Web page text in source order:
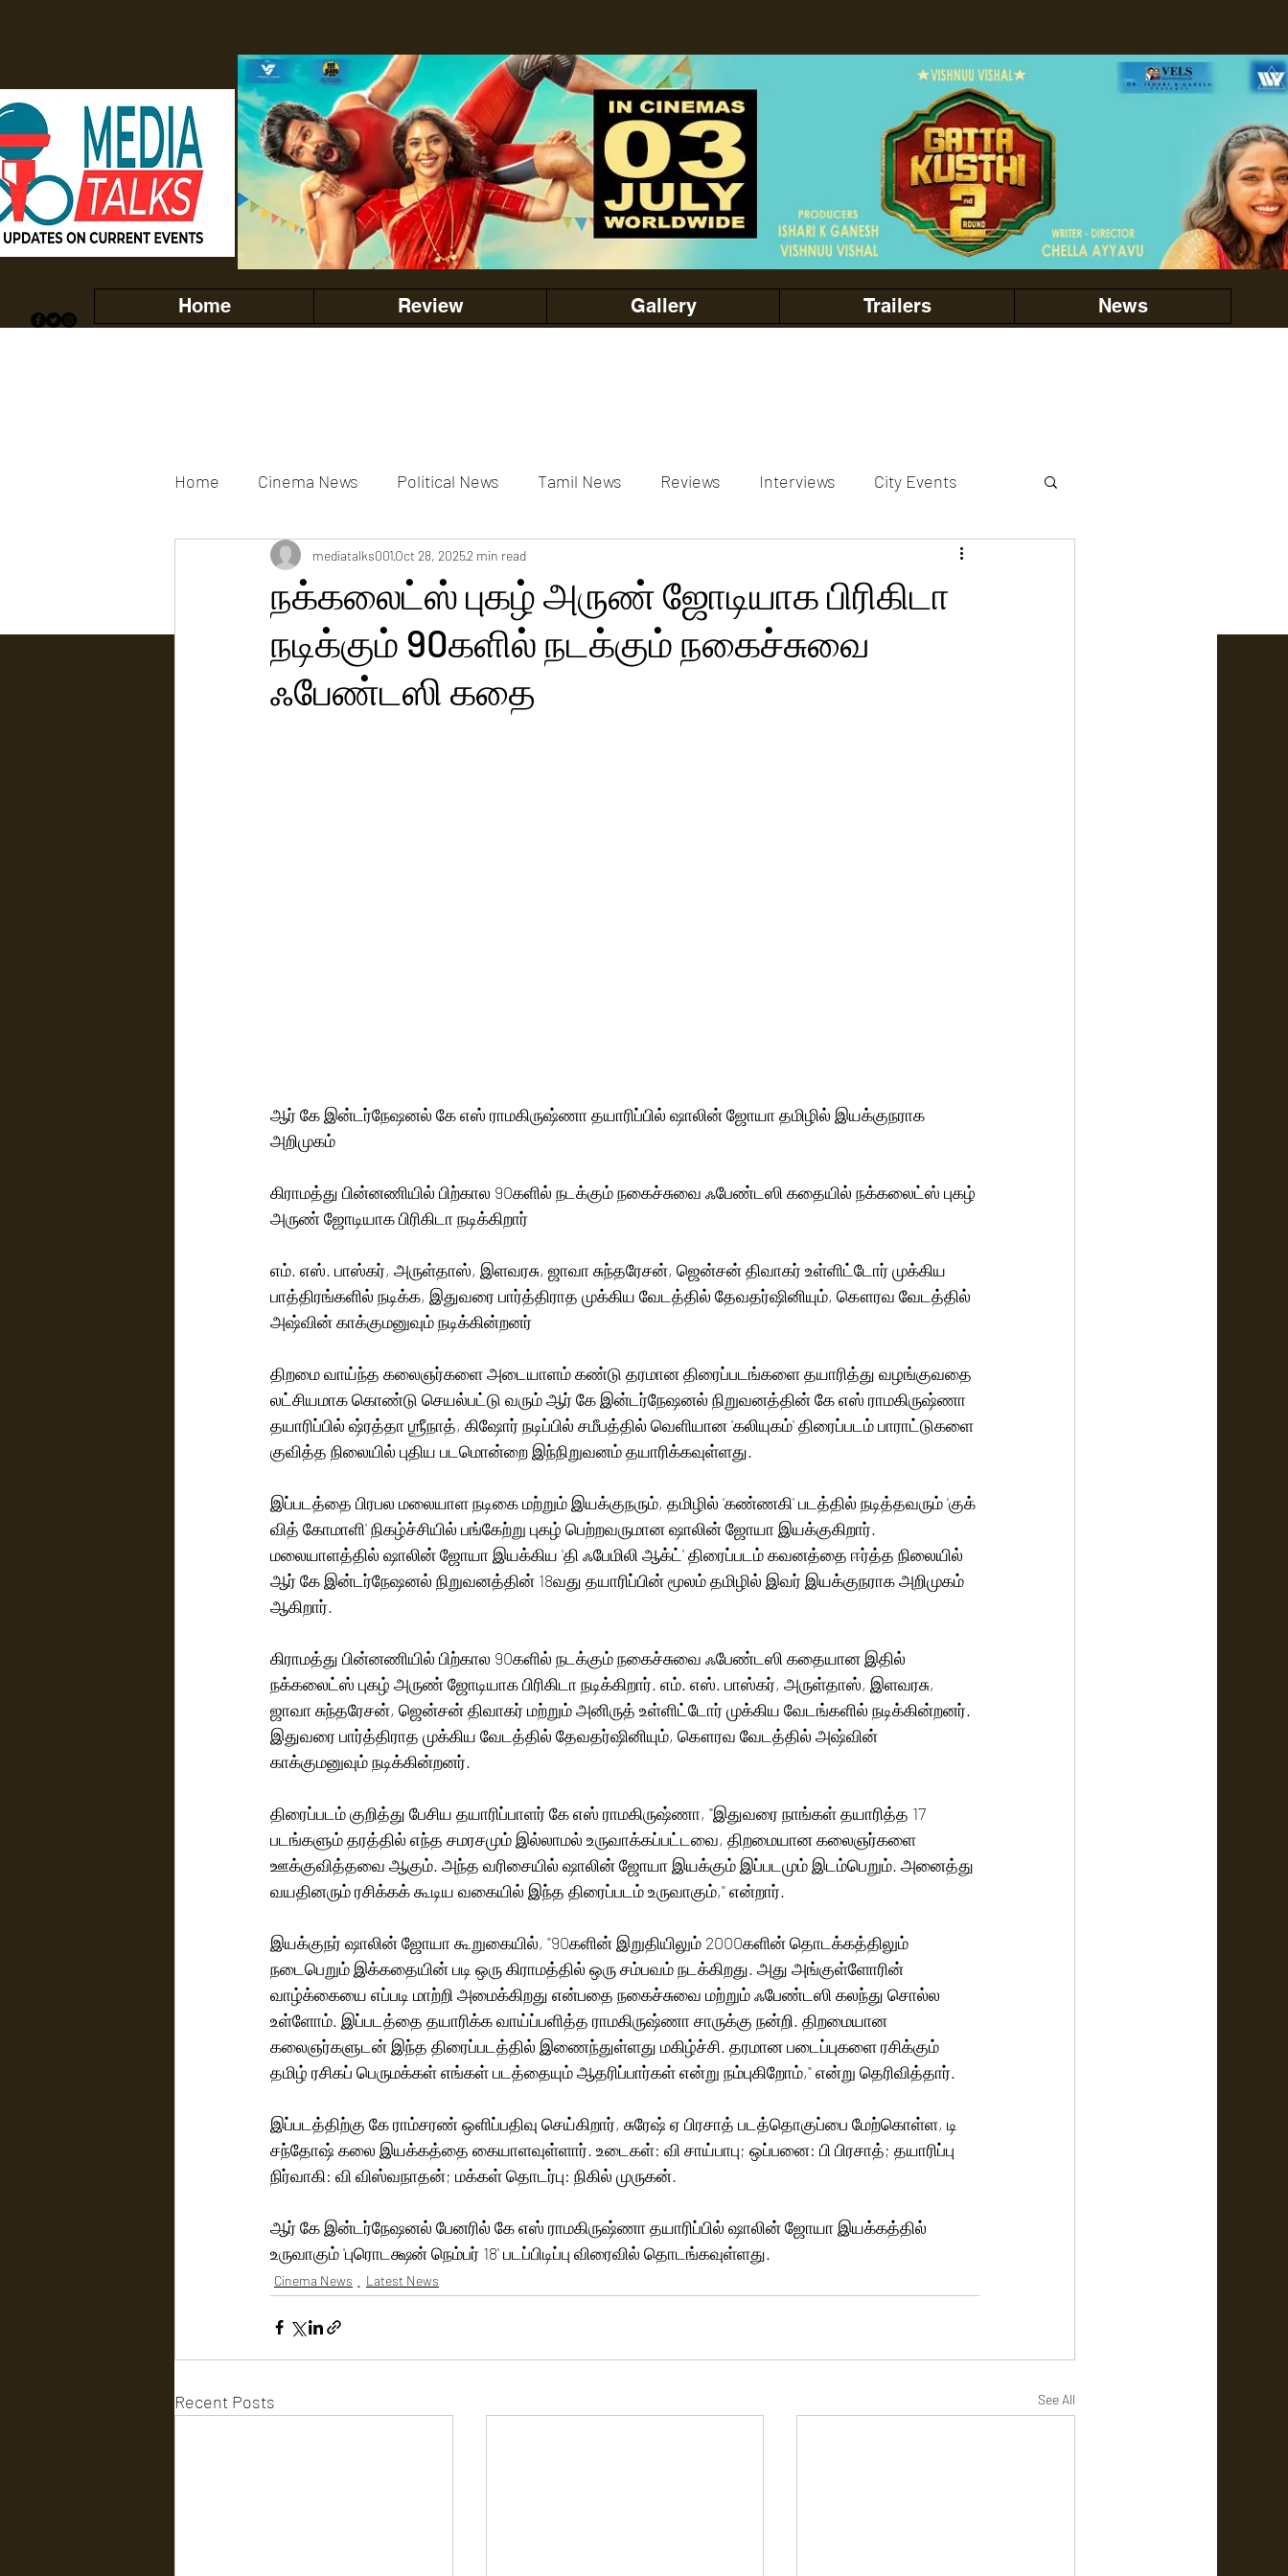
Home Review Gallery Trailers News
Home Cinema News Political News Tamil News Reviews Interviews City Events
Movies Gallery Actress Gallery Events Gallery actors gallery
நக்கலைட்ஸ் புகழ் அருண் ஜோடியாக பிரிகிடா
நடிக்கும் 90களில் நடக்கும் நகைச்சுவை
ஃபேண்டஸி கதை
mediatalks001Oct 28, 20252 min read
ஆர் கே இன்டர்நேஷனல் கே எஸ் ராமகிருஷ்ணா தயாரிப்பில் ஷாலின் ஜோயா தமிழில் இயக்குநராக
அறிமுகம்
கிராமத்து பின்னணியில் பிற்கால 90களில் நடக்கும் நகைச்சுவை ஃபேண்டஸி கதையில் நக்கலைட்ஸ் புகழ்
அருண் ஜோடியாக பிரிகிடா நடிக்கிறார்
எம். எஸ். பாஸ்கர், அருள்தாஸ், இளவரசு, ஜாவா சுந்தரேசன், ஜென்சன் திவாகர் உள்ளிட்டோர் முக்கிய
பாத்திரங்களில் நடிக்க, இதுவரை பார்த்திராத முக்கிய வேடத்தில் தேவதர்ஷினியும், கௌரவ வேடத்தில்
அஷ்வின் காக்குமனுவும் நடிக்கின்றனர்
திறமை வாய்ந்த கலைஞர்களை அடையாளம் கண்டு தரமான திரைப்படங்களை தயாரித்து வழங்குவதை
லட்சியமாக கொண்டு செயல்பட்டு வரும் ஆர் கே இன்டர்நேஷனல் நிறுவனத்தின் கே எஸ் ராமகிருஷ்ணா
தயாரிப்பில் ஷ்ரத்தா ஶ்ரீநாத், கிஷோர் நடிப்பில் சமீபத்தில் வெளியான 'கலியுகம்' திரைப்படம் பாராட்டுகளை
குவித்த நிலையில் புதிய படமொன்றை இந்நிறுவனம் தயாரிக்கவுள்ளது.
இப்படத்தை பிரபல மலையாள நடிகை மற்றும் இயக்குநரும், தமிழில் 'கண்ணகி' படத்தில் நடித்தவரும் 'குக்
வித் கோமாளி' நிகழ்ச்சியில் பங்கேற்று புகழ் பெற்றவருமான ஷாலின் ஜோயா இயக்குகிறார்.
மலையாளத்தில் ஷாலின் ஜோயா இயக்கிய 'தி ஃபேமிலி ஆக்ட்' திரைப்படம் கவனத்தை ஈர்த்த நிலையில்
ஆர் கே இன்டர்நேஷனல் நிறுவனத்தின் 18வது தயாரிப்பின் மூலம் தமிழில் இவர் இயக்குநராக அறிமுகம்
ஆகிறார்.
கிராமத்து பின்னணியில் பிற்கால 90களில் நடக்கும் நகைச்சுவை ஃபேண்டஸி கதையான இதில்
நக்கலைட்ஸ் புகழ் அருண் ஜோடியாக பிரிகிடா நடிக்கிறார். எம். எஸ். பாஸ்கர், அருள்தாஸ், இளவரசு,
ஜாவா சுந்தரேசன், ஜென்சன் திவாகர் மற்றும் அனிருத் உள்ளிட்டோர் முக்கிய வேடங்களில் நடிக்கின்றனர்.
இதுவரை பார்த்திராத முக்கிய வேடத்தில் தேவதர்ஷினியும், கௌரவ வேடத்தில் அஷ்வின்
காக்குமனுவும் நடிக்கின்றனர்.
திரைப்படம் குறித்து பேசிய தயாரிப்பாளர் கே எஸ் ராமகிருஷ்ணா, "இதுவரை நாங்கள் தயாரித்த 17
படங்களும் தரத்தில் எந்த சமரசமும் இல்லாமல் உருவாக்கப்பட்டவை, திறமையான கலைஞர்களை
ஊக்குவித்தவை ஆகும். அந்த வரிசையில் ஷாலின் ஜோயா இயக்கும் இப்படமும் இடம்பெறும். அனைத்து
வயதினரும் ரசிக்கக் கூடிய வகையில் இந்த திரைப்படம் உருவாகும்," என்றார்.
இயக்குநர் ஷாலின் ஜோயா கூறுகையில், "90களின் இறுதியிலும் 2000களின் தொடக்கத்திலும்
நடைபெறும் இக்கதையின் படி ஒரு கிராமத்தில் ஒரு சம்பவம் நடக்கிறது. அது அங்குள்ளோரின்
வாழ்க்கையை எப்படி மாற்றி அமைக்கிறது என்பதை நகைச்சுவை மற்றும் ஃபேண்டஸி கலந்து சொல்ல
உள்ளோம். இப்படத்தை தயாரிக்க வாய்ப்பளித்த ராமகிருஷ்ணா சாருக்கு நன்றி. திறமையான
கலைஞர்களுடன் இந்த திரைப்படத்தில் இணைந்துள்ளது மகிழ்ச்சி. தரமான படைப்புகளை ரசிக்கும்
தமிழ் ரசிகப் பெருமக்கள் எங்கள் படத்தையும் ஆதரிப்பார்கள் என்று நம்புகிறோம்," என்று தெரிவித்தார்.
இப்படத்திற்கு கே ராம்சரண் ஒளிப்பதிவு செய்கிறார், சுரேஷ் ஏ பிரசாத் படத்தொகுப்பை மேற்கொள்ள, டி
சந்தோஷ் கலை இயக்கத்தை கையாளவுள்ளார். உடைகள்: வி சாய்பாபு; ஒப்பனை: பி பிரசாத்; தயாரிப்பு
நிர்வாகி: வி விஸ்வநாதன்; மக்கள் தொடர்பு: நிகில் முருகன்.
ஆர் கே இன்டர்நேஷனல் பேனரில் கே எஸ் ராமகிருஷ்ணா தயாரிப்பில் ஷாலின் ஜோயா இயக்கத்தில்
உருவாகும் 'புரொடக்ஷன் நெம்பர் 18' படப்பிடிப்பு விரைவில் தொடங்கவுள்ளது.
Cinema News Latest News
Recent Posts See All